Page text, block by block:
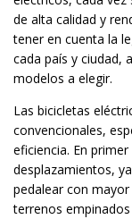
de alta calidad y
tener en cuenta la
cada país y ciudad,
modelos a elegir.
Las bicicletas
convencionales,
eficiencia. En
desplazamientos,
pedalear con
terrenos